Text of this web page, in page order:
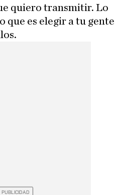
quiero transmitir. Lo
es elegir a tu gente